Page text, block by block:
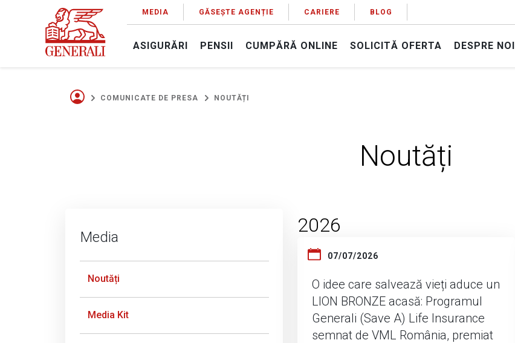
MEDIA GĂSEȘTE AGENȚIE CARIERE BLOG
ASIGURĂRI PENSII CUMPĂRĂ ONLINE SOLICITĂ OFERTA DESPRE NOI
COMUNICATE DE PRESA NOUTĂȚI
Noutăți
Media
Noutăți
Media Kit
2026
07/07/2026
O idee care salvează vieți aduce un
LION BRONZE acasă: Programul
Generali (Save A) Life Insurance
semnat de VML România, premiat